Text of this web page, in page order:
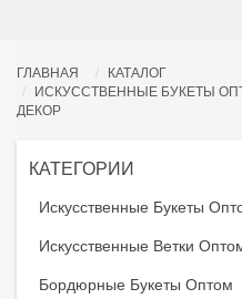
ГЛАВНАЯ
КАТАЛОГ
ИСКУССТВЕННЫЕ БУКЕТЫ
ДЕКОР
КАТЕГОРИИ
Искусственные Букеты
Искусственные Ветки
Бордюрные Букеты Оптом